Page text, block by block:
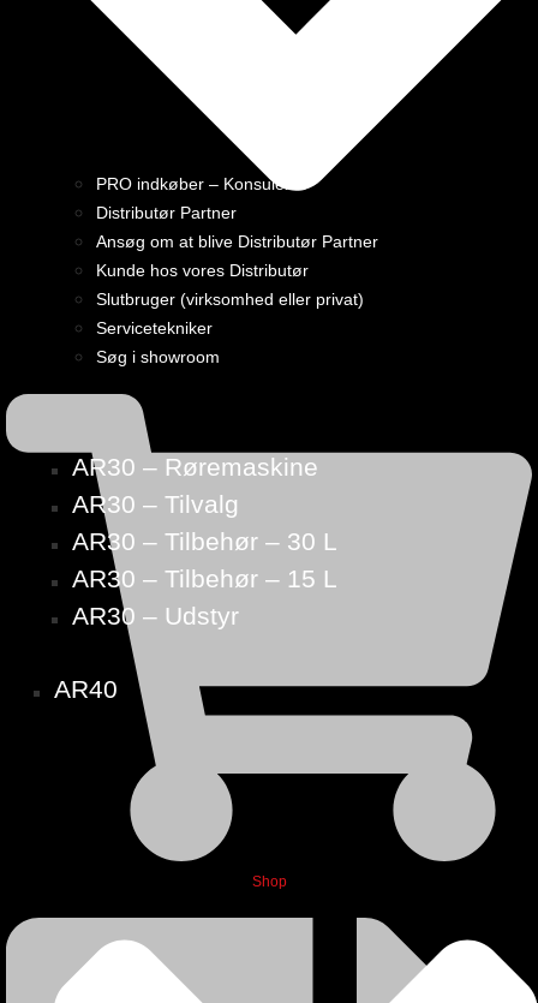
PRO indkøber – Konsulent
Distributør Partner
Ansøg om at blive Distributør Partner
Kunde hos vores Distributør
Slutbruger (virksomhed eller privat)
Servicetekniker
Søg i showroom
Shop
AR30 – Røremaskine
AR30 – Tilvalg
AR30 – Tilbehør – 30 L
AR30 – Tilbehør – 15 L
AR30 – Udstyr
AR40